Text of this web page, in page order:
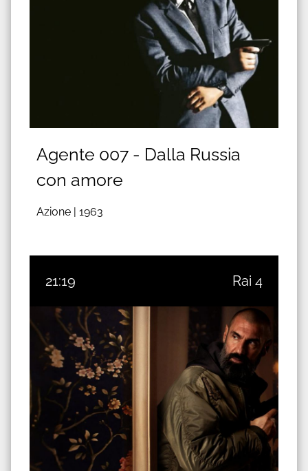
Agente 007 - Dalla Russia
con amore
Azione | 1963
21:19 Rai 4